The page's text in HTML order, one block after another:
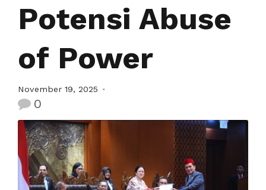
Potensi Abuse
of Power
November 19, 2025
0